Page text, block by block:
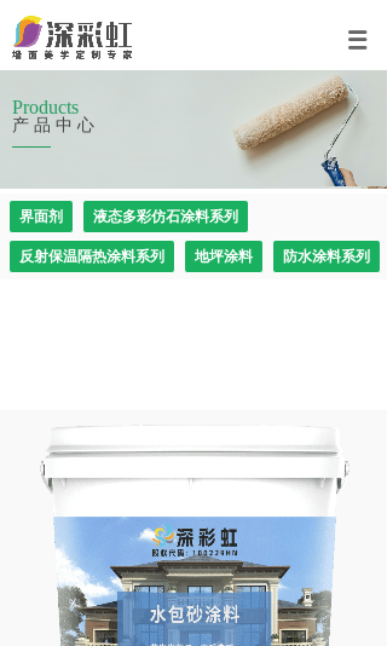
产品中心
Products
界面剂 液态多彩仿石涂料系列
反射保温隔热涂料系列 地坪涂料 防水涂料系列